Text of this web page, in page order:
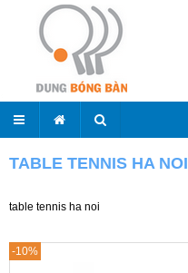
TABLE TENNIS HA NOI
table tennis ha noi
-10%